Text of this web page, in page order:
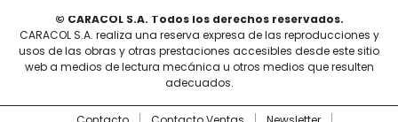
© CARACOL S.A. Todos los derechos reservados.
CARACOL S.A. realiza una reserva expresa de las reproducciones y
usos de las obras y otras prestaciones accesibles desde este sitio
web a medios de lectura mecánica u otros medios que resulten
adecuados.